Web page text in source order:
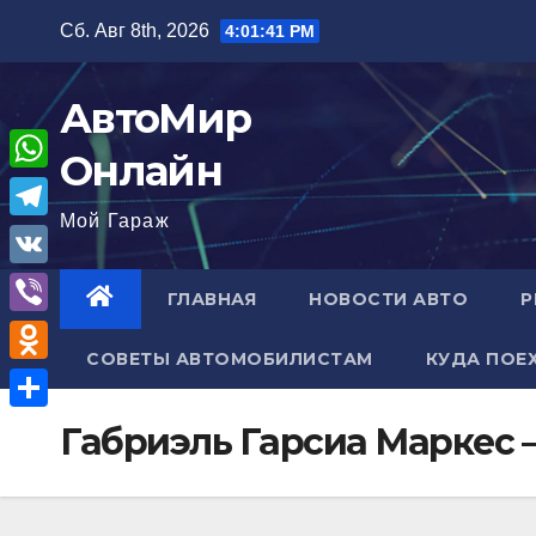
содержимому
Сб. Авг 8th, 2026 4:01:42 PM
АвтоМир
Онлайн
Мой Гараж
ГЛАВНАЯ НОВОСТИ АВТО
СОВЕТЫ АВТОМОБИЛИСТАМ КУДА
Габриэль Гарсиа Маркес
W
h
a
A
T
e
l
e
g
m
V
K
V
i
b
O
o
п